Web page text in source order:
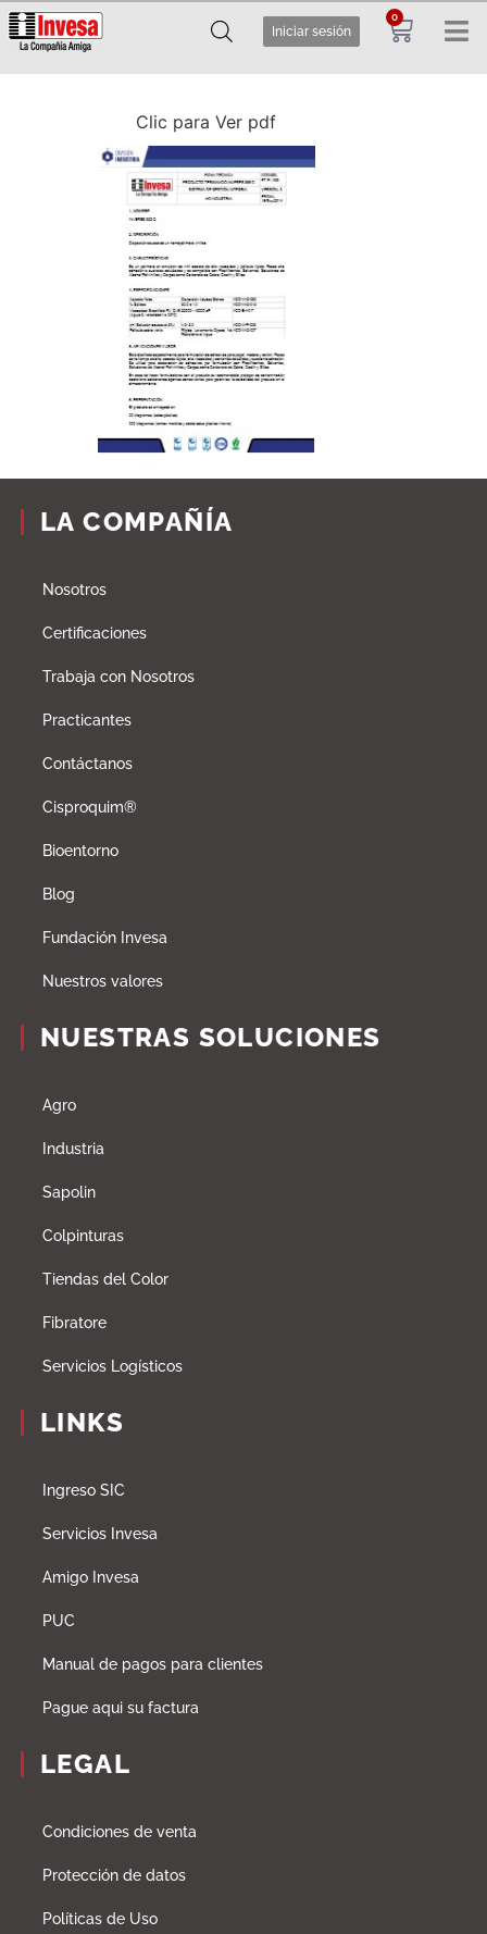
Iniciar sesión
0
Clic para Ver pdf
LA COMPAÑÍA
Nosotros
Certificaciones
Trabaja con Nosotros
Practicantes
Contáctanos
Cisproquim®
Bioentorno
Blog
Fundación Invesa
Nuestros valores
NUESTRAS SOLUCIONES
Agro
Industria
Sapolin
Colpinturas
Tiendas del Color
Fibratore
Servicios Logísticos
LINKS
Ingreso SIC
Servicios Invesa
Amigo Invesa
PUC
Manual de pagos para clientes
Pague aqui su factura
LEGAL
Condiciones de venta
Protección de datos
Políticas de Uso